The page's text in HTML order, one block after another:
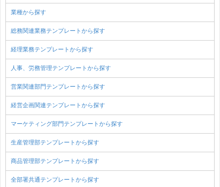
業種から探す
総務関連業務テンプレートから探す
経理業務テンプレートから探す
人事、労務管理テンプレートから探す
営業関連部門テンプレートから探す
経営企画関連テンプレートから探す
マーケティング部門テンプレートから探す
生産管理部テンプレートから探す
商品管理部テンプレートから探す
全部署共通テンプレートから探す